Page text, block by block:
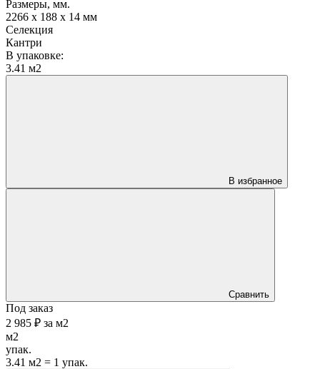
Размеры, мм.
2266 x 188 x 14 мм
Селекция
Кантри
В упаковке:
3.41 м2
В избранное
Сравнить
Под заказ
2 985 ₽ за м2
м2
упак.
3.41 м2 = 1 упак.